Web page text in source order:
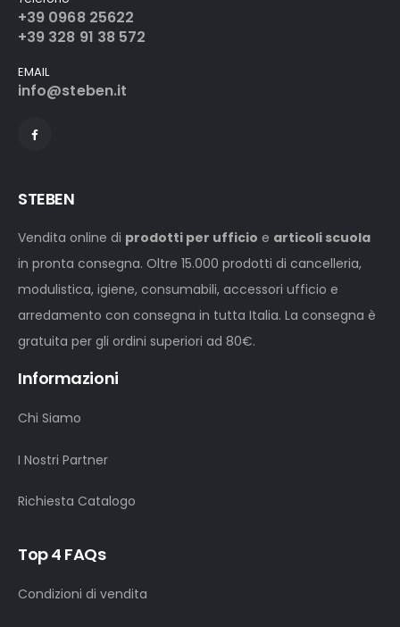
+39 0968 25622
+39 328 91 38 572
EMAIL
info@steben.it
STEBEN
Vendita online di prodotti per ufficio e articoli scuola
in pronta consegna. Oltre 15.000 prodotti di cancelleria,
modulistica, igiene, consumabili, accessori ufficio e
arredamento con consegna in tutta Italia. La consegna è
gratuita per gli ordini superiori ad 80€.
Informazioni
Chi Siamo
I Nostri Partner
Richiesta Catalogo
Top 4 FAQs
Condizioni di vendita